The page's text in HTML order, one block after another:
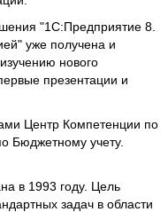
"1С:Предприятие 8.
уже получена и
нового
презентации и
Центр Компетенции по
Бюджетному учету.
в 1993 году. Цель
задач в области